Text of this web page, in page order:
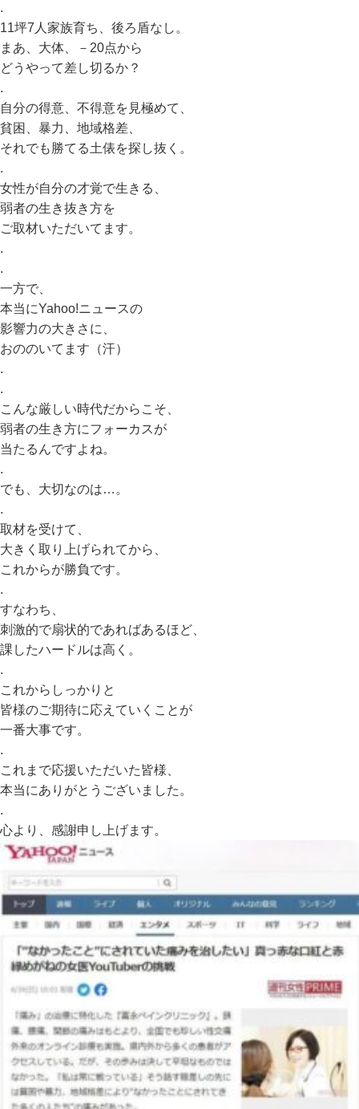
.
11坪7人家族育ち、後ろ盾なし。
まあ、大体、－20点から
どうやって差し切るか？
.
自分の得意、不得意を見極めて、
貧困、暴力、地域格差、
それでも勝てる土俵を探し抜く。
.
女性が自分の才覚で生きる、
弱者の生き抜き方を
ご取材いただいてます。
.
.
一方で、
本当にYahoo!ニュースの
影響力の大きさに、
おののいてます（汗）
.
.
こんな厳しい時代だからこそ、
弱者の生き方にフォーカスが
当たるんですよね。
.
でも、大切なのは…。
.
取材を受けて、
大きく取り上げられてから、
これからが勝負です。
.
すなわち、
刺激的で扇状的であればあるほど、
課したハードルは高く。
.
これからしっかりと
皆様のご期待に応えていくことが
一番大事です。
.
これまで応援いただいた皆様、
本当にありがとうございました。
.
心より、感謝申し上げます。